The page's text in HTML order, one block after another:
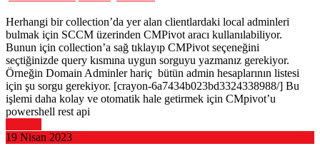
Herhangi bir collection’da yer alan clientlardaki local adminleri
bulmak için SCCM üzerinden CMPivot aracı kullanılabiliyor.
Bunun için collection’a sağ tıklayıp CMPivot seçeneğini
seçtiğinizde query kısmına uygun sorguyu yazmanız gerekiyor.
Örneğin Domain Adminler hariç bütün admin hesaplarının listesi
için şu sorgu gerekiyor. [crayon-6a7434b023bd3324338988/] Bu
işlemi daha kolay ve otomatik hale getirmek için CMpivot’u
powershell rest api
19 Nisan 2023